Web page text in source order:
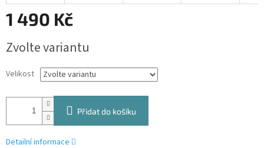
1 490 Kč
cena:
Zvolte variantu
Velikost
Přidat do košíku
Detailní informace